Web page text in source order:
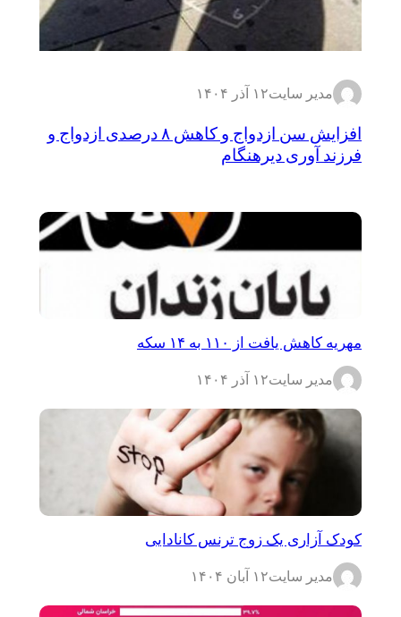
مدیر سایت۱۲ آذر ۱۴۰۴
افزایش سن ازدواج و کاهش ۸ درصدی ازدواج و
فرزند آوری دیرهنگام
مهریه کاهش یافت از ۱۱۰ به ۱۴ سکه
مدیر سایت۱۲ آذر ۱۴۰۴
کودک آزاری یک زوج ترنس کانادایی
مدیر سایت۱۲ آبان ۱۴۰۴